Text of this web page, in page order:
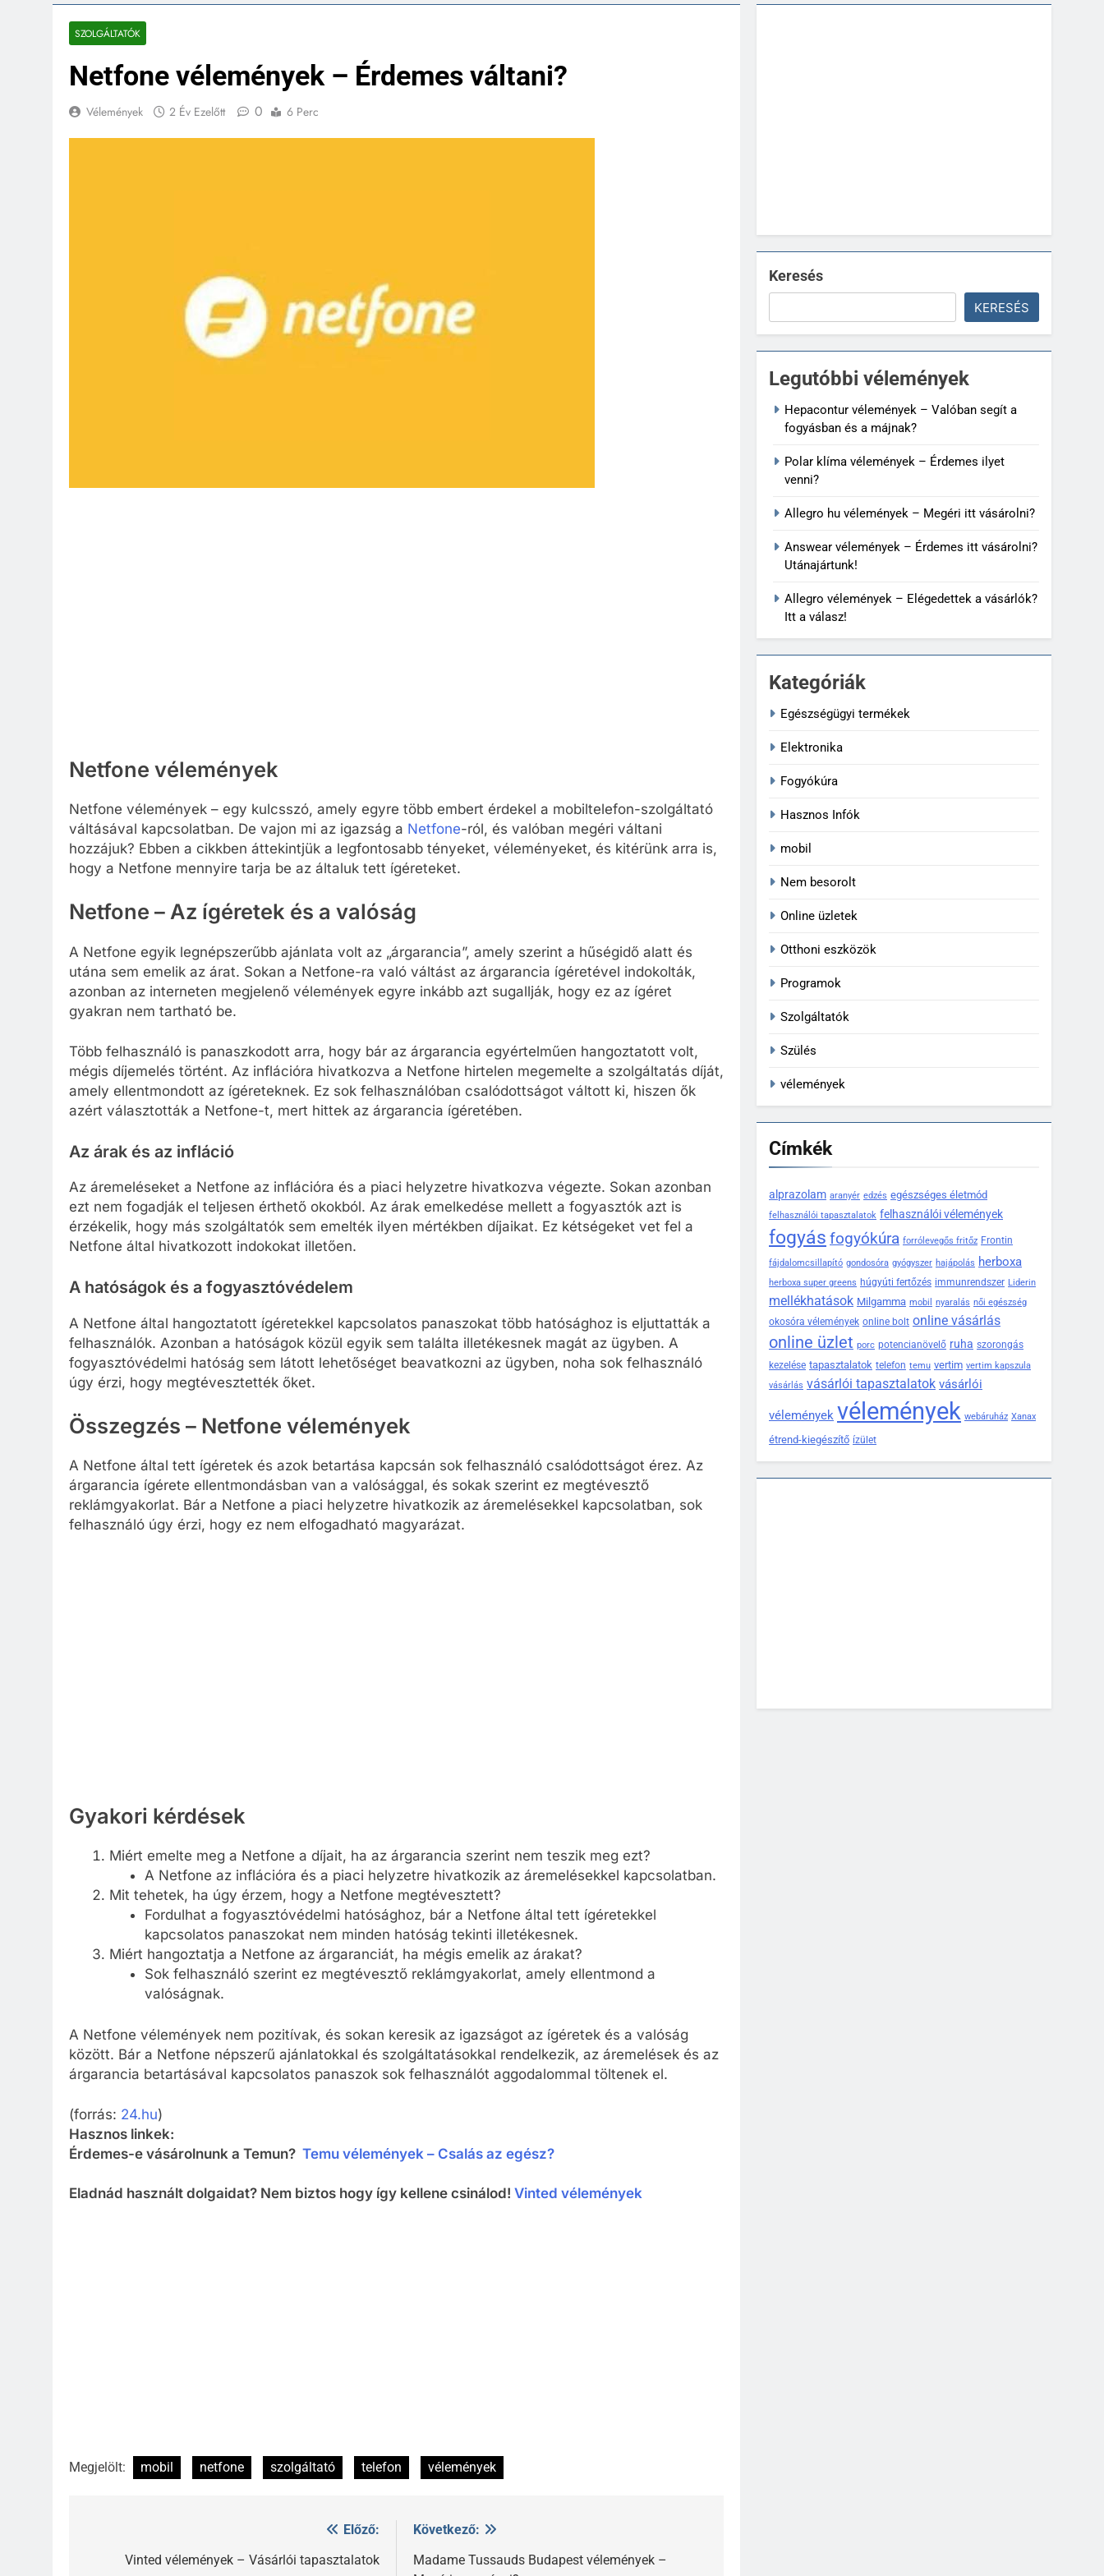
SZOLGÁLTATÓK
Netfone vélemények – Érdemes váltani?
Vélemények 2 Év Ezelőtt 0 6 Perc
Netfone vélemények
Netfone vélemények – egy kulcsszó, amely egyre több embert érdekel a mobiltelefon-szolgáltató
váltásával kapcsolatban. De vajon mi az igazság a Netfone-ról, és valóban megéri váltani
hozzájuk? Ebben a cikkben áttekintjük a legfontosabb tényeket, véleményeket, és kitérünk arra is,
hogy a Netfone mennyire tarja be az általuk tett ígéreteket.
Netfone – Az ígéretek és a valóság
A Netfone egyik legnépszerűbb ajánlata volt az „árgarancia”, amely szerint a hűségidő alatt és
utána sem emelik az árat. Sokan a Netfone-ra való váltást az árgarancia ígéretével indokolták,
azonban az interneten megjelenő vélemények egyre inkább azt sugallják, hogy ez az ígéret
gyakran nem tartható be.
Több felhasználó is panaszkodott arra, hogy bár az árgarancia egyértelműen hangoztatott volt,
mégis díjemelés történt. Az inflációra hivatkozva a Netfone hirtelen megemelte a szolgáltatás díját,
amely ellentmondott az ígéreteknek. Ez sok felhasználóban csalódottságot váltott ki, hiszen ők
azért választották a Netfone-t, mert hittek az árgarancia ígéretében.
Az árak és az infláció
Az áremeléseket a Netfone az inflációra és a piaci helyzetre hivatkozva végezte. Sokan azonban
ezt nem fogadják el teljesen érthető okokból. Az árak emelkedése mellett a fogyasztók azt is
érzékelik, hogy más szolgáltatók sem emelték ilyen mértékben díjaikat. Ez kétségeket vet fel a
Netfone által hivatkozott indokokat illetően.
A hatóságok és a fogyasztóvédelem
A Netfone által hangoztatott ígéretekkel kapcsolatos panaszokat több hatósághoz is eljuttatták a
felhasználók. Azonban a hatóságok közül egyik sem találta illetékesnek magát az ügyben. A
fogyasztóvédelmi hatóság sem látott lehetőséget beavatkozni az ügyben, noha sok felhasználó
úgy érzi, hogy megtévesztették őket.
Összegzés – Netfone vélemények
A Netfone által tett ígéretek és azok betartása kapcsán sok felhasználó csalódottságot érez. Az
árgarancia ígérete ellentmondásban van a valósággal, és sokak szerint ez megtévesztő
reklámgyakorlat. Bár a Netfone a piaci helyzetre hivatkozik az áremelésekkel kapcsolatban, sok
felhasználó úgy érzi, hogy ez nem elfogadható magyarázat.
Gyakori kérdések
Miért emelte meg a Netfone a díjait, ha az árgarancia szerint nem teszik meg ezt?
A Netfone az inflációra és a piaci helyzetre hivatkozik az áremelésekkel kapcsolatban.
Mit tehetek, ha úgy érzem, hogy a Netfone megtévesztett?
Fordulhat a fogyasztóvédelmi hatósághoz, bár a Netfone által tett ígéretekkel
kapcsolatos panaszokat nem minden hatóság tekinti illetékesnek.
Miért hangoztatja a Netfone az árgaranciát, ha mégis emelik az árakat?
Sok felhasználó szerint ez megtévesztő reklámgyakorlat, amely ellentmond a
valóságnak.
A Netfone vélemények nem pozitívak, és sokan keresik az igazságot az ígéretek és a valóság
között. Bár a Netfone népszerű ajánlatokkal és szolgáltatásokkal rendelkezik, az áremelések és az
árgarancia betartásával kapcsolatos panaszok sok felhasználót aggodalommal töltenek el.
(forrás: 24.hu)
Hasznos linkek:
Érdemes-e vásárolnunk a Temun? Temu vélemények – Csalás az egész?
Eladnád használt dolgaidat? Nem biztos hogy így kellene csinálod! Vinted vélemények
Megjelölt: mobil netfone szolgáltató telefon vélemények
navigáció
Előző:
Vinted vélemények – Vásárlói tapasztalatok
Következő:
Madame Tussauds Budapest vélemények –
Keresés
KERESÉS
Legutóbbi vélemények
Hepacontur vélemények – Valóban segít a
fogyásban és a májnak?
Polar klíma vélemények – Érdemes ilyet
venni?
Allegro hu vélemények – Megéri itt vásárolni?
Answear vélemények – Érdemes itt vásárolni?
Utánajártunk!
Allegro vélemények – Elégedettek a vásárlók?
Itt a válasz!
Kategóriák
Egészségügyi termékek
Elektronika
Fogyókúra
Hasznos Infók
mobil
Nem besorolt
Online üzletek
Otthoni eszközök
Programok
Szolgáltatók
Szülés
vélemények
Címkék
alprazolam aranyér edzés egészséges életmód
felhasználói tapasztalatok felhasználói vélemények
fogyás fogyókúra forrólevegős fritőz Frontin
fájdalomcsillapító gondosóra gyógyszer hajápolás herboxa
herboxa super greens húgyúti fertőzés immunrendszer Liderin
mellékhatások Milgamma mobil nyaralás női egészség
okosóra vélemények online bolt online vásárlás
online üzlet porc potencianövelő ruha szorongás
kezelése tapasztalatok telefon temu vertim vertim kapszula
vásárlás vásárlói tapasztalatok vásárlói
vélemények vélemények webáruház Xanax
étrend-kiegészítő ízület